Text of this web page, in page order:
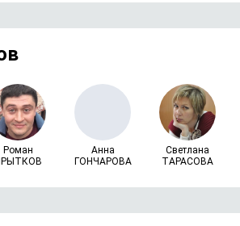
Роман
Анна
ГОНЧАРОВА
Светлана
ТАРАСОВА